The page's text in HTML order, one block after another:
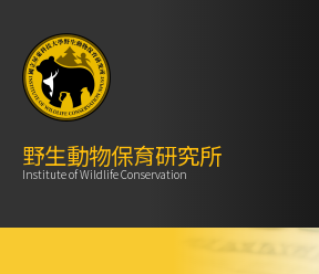
野生動物保育研究所
Institute of Wildlife Conservation